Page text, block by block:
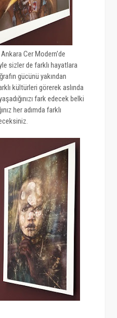
Cer Modern'de
sizler de farklı hayatlara
gücünü yakından
kültürleri görerek aslında
fark edecek belki
her adımda farklı